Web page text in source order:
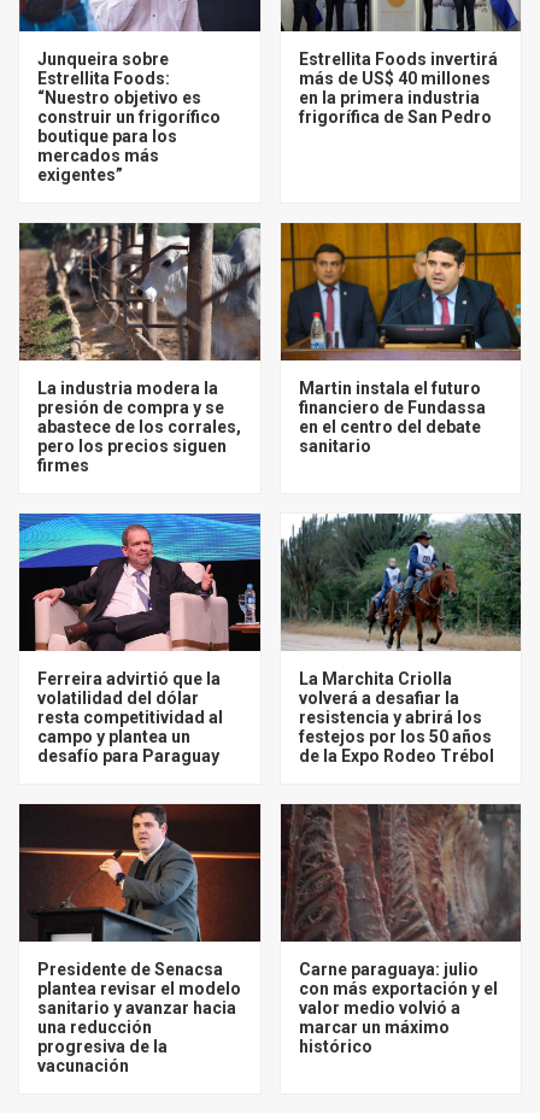
Junqueira sobre
Estrellita Foods:
“Nuestro objetivo es
construir un frigorífico
boutique para los
mercados más
exigentes”
Estrellita Foods invertirá
más de US$ 40 millones
en la primera industria
frigorífica de San Pedro
La industria modera la
presión de compra y se
abastece de los corrales,
pero los precios siguen
firmes
Martin instala el futuro
financiero de Fundassa
en el centro del debate
sanitario
Ferreira advirtió que la
volatilidad del dólar
resta competitividad al
campo y plantea un
desafío para Paraguay
La Marchita Criolla
volverá a desafiar la
resistencia y abrirá los
festejos por los 50 años
de la Expo Rodeo Trébol
Presidente de Senacsa
plantea revisar el modelo
sanitario y avanzar hacia
una reducción
progresiva de la
vacunación
Carne paraguaya: julio
con más exportación y el
valor medio volvió a
marcar un máximo
histórico